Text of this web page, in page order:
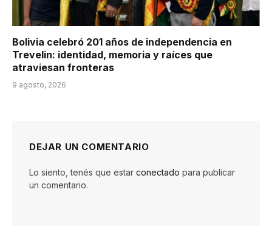
Bolivia celebró 201 años de independencia en
Trevelin: identidad, memoria y raíces que
atraviesan fronteras
9 agosto, 2026
DEJAR UN COMENTARIO
Lo siento, tenés que estar conectado para publicar
un comentario.